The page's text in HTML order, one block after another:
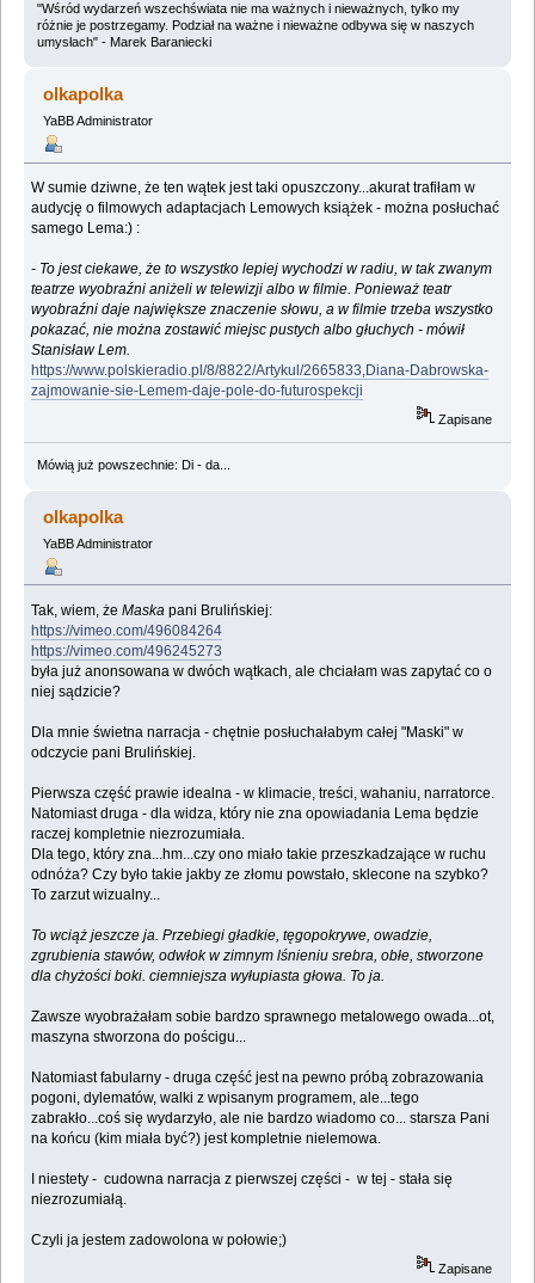
"Wśród wydarzeń wszechświata nie ma ważnych i nieważnych, tylko my
różnie je postrzegamy. Podział na ważne i nieważne odbywa się w naszych
umysłach" - Marek Baraniecki
olkapolka
YaBB Administrator
W sumie dziwne, że ten wątek jest taki opuszczony...akurat trafiłam w
audycję o filmowych adaptacjach Lemowych książek - można posłuchać
samego Lema:) :
- To jest ciekawe, że to wszystko lepiej wychodzi w radiu, w tak zwanym
teatrze wyobraźni aniżeli w telewizji albo w filmie. Ponieważ teatr
wyobraźni daje największe znaczenie słowu, a w filmie trzeba wszystko
pokazać, nie można zostawić miejsc pustych albo głuchych - mówił
Stanisław Lem.
https://www.polskieradio.pl/8/8822/Artykul/2665833,Diana-Dabrowska-
zajmowanie-sie-Lemem-daje-pole-do-futurospekcji
Zapisane
Mówią już powszechnie: Di - da...
olkapolka
YaBB Administrator
Tak, wiem, żeMaska pani Brulińskiej:
https://vimeo.com/496084264
https://vimeo.com/496245273
była już anonsowana w dwóch wątkach, ale chciałam was zapytać co o
niej sądzicie?
Dla mnie świetna narracja - chętnie posłuchałabym całej "Maski" w
odczycie pani Brulińskiej.
Pierwsza część prawie idealna - w klimacie, treści, wahaniu, narratorce.
Natomiast druga - dla widza, który nie zna opowiadania Lema będzie
raczej kompletnie niezrozumiała.
Dla tego, który zna...hm...czy ono miało takie przeszkadzające w ruchu
odnóża? Czy było takie jakby ze złomu powstało, sklecone na szybko?
To zarzut wizualny...
To wciąż jeszcze ja. Przebiegi gładkie, tęgopokrywe, owadzie,
zgrubienia stawów, odwłok w zimnym lśnieniu srebra, obłe, stworzone
dla chyżości boki. ciemniejsza wyłupiasta głowa. To ja.
Zawsze wyobrażałam sobie bardzo sprawnego metalowego owada...ot,
maszyna stworzona do pościgu...
Natomiast fabularny - druga część jest na pewno próbą zobrazowania
pogoni, dylematów, walki z wpisanym programem, ale...tego
zabrakło...coś się wydarzyło, ale nie bardzo wiadomo co... starsza Pani
na końcu (kim miała być?) jest kompletnie nielemowa.
I niestety - cudowna narracja z pierwszej części - w tej - stała się
niezrozumiałą.
Czyli ja jestem zadowolona w połowie;)
Zapisane